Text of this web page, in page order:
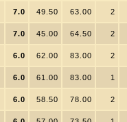
7.0 49.50 63.00 2
7.0 45.00 64.50 2
6.0 62.00 83.00 2
6.0 61.00 83.00 1
6.0 58.50 78.00 2